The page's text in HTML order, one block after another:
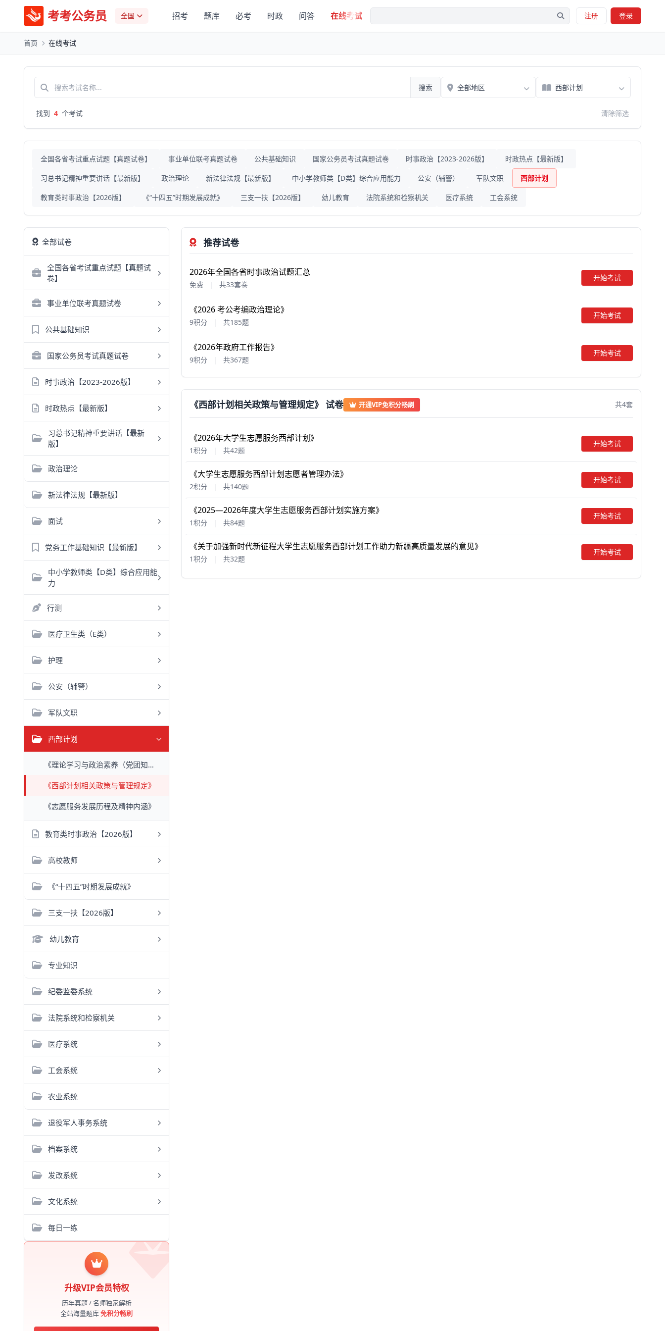
考考公务员 全国 招考 题库 必考 时政 问答 在线考试 注册 登录
首页 在线考试
搜索
找到 4 个考试 清除筛选
全国各省考试重点试题【真题试卷】 事业单位联考真题试卷 公共基础知识 国家公务员考试真题试卷 时事政治【2023-2026版】 时政热点【最新版】
习总书记精神重要讲话【最新版】 政治理论 新法律法规【最新版】 中小学教师类【D类】综合应用能力 公安（辅警） 军队文职 西部计划
教育类时事政治【2026版】 《“十四五”时期发展成就》 三支一扶【2026版】 幼儿教育 法院系统和检察机关 医疗系统 工会系统
全部试卷
全国各省考试重点试题【真题试
卷】
事业单位联考真题试卷
公共基础知识
国家公务员考试真题试卷
时事政治【2023-2026版】
时政热点【最新版】
习总书记精神重要讲话【最新
版】
政治理论
新法律法规【最新版】
面试
党务工作基础知识【最新版】
中小学教师类【D类】综合应用能
力
行测
医疗卫生类（E类）
护理
公安（辅警）
军队文职
西部计划
《理论学习与政治素养（党团知识）》
《西部计划相关政策与管理规定》
《志愿服务发展历程及精神内涵》
教育类时事政治【2026版】
高校教师
《“十四五”时期发展成就》
三支一扶【2026版】
幼儿教育
专业知识
纪委监委系统
法院系统和检察机关
医疗系统
工会系统
农业系统
退役军人事务系统
档案系统
发改系统
文化系统
每日一练
升级VIP会员特权
历年真题 / 名师独家解析
全站海量题库免积分畅刷
推荐试卷
2026年全国各省时事政治试题汇总
免费 | 共33套卷
开始考试
《2026 考公考编政治理论》
9积分 | 共185题
开始考试
《2026年政府工作报告》
9积分 | 共367题
开始考试
《西部计划相关政策与管理规定》 试卷 开通VIP免积分畅刷 共4套
《2026年大学生志愿服务西部计划》
1积分 | 共42题
开始考试
《大学生志愿服务西部计划志愿者管理办法》
2积分 | 共140题
开始考试
《2025—2026年度大学生志愿服务西部计划实施方案》
1积分 | 共84题
开始考试
《关于加强新时代新征程大学生志愿服务西部计划工作助力新疆高质量发展的意见》
1积分 | 共32题
开始考试